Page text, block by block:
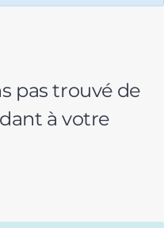
pas trouvé de
à votre